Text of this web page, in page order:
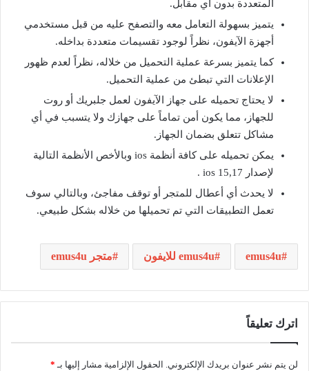
المتعددة بدون أي مقابل.
يتميز بسهولة التعامل معه والتصفح عليه من قبل مستخدمي
أجهزة الآيفون، نظراً لوجود تقسيمات متعددة بداخله.
كما يتميز بسرعة عملية التحميل من خلاله، نظراً لعدم ظهور
الإعلانات التي تبطئ من عملية التحميل.
لا يحتاج تحميله على جهاز الآيفون لعمل جلبريك أو روت
للجهاز، مما يكون أمن تماماً على جهازك ولا يتسبب في أي
مشاكل تتعلق بضمان الجهاز.
يمكن تحميله على كافة أنظمة ios وبالأخص الأنظمة التالية
لإصدار ios 15,17 .
لا يحدث أي أعطال للمتجر أو توقف مفاجئ، وبالتالي سوف
تعمل التطبيقات التي تم تحميلها من خلاله بشكل طبيعي.
emus4u emus4u للايفون متجر emus4u
اترك تعليقاً
لن يتم نشر عنوان بريدك الإلكتروني. الحقول الإلزامية مشار إليها بـ *